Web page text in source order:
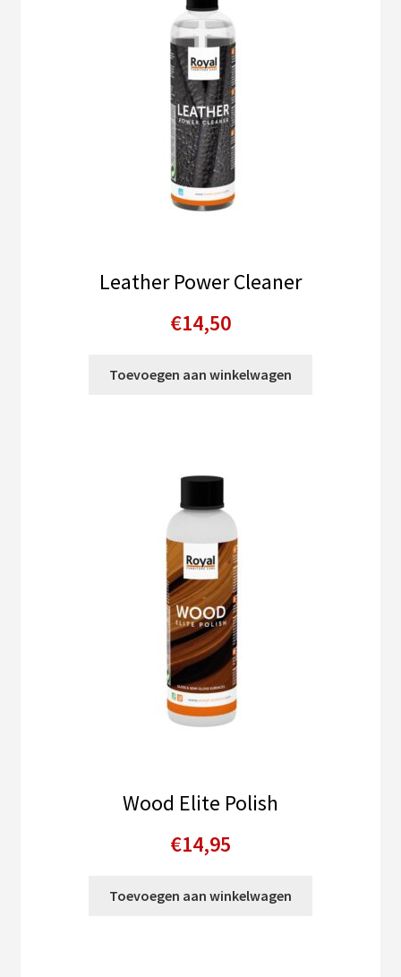
Leather Power Cleaner
€14,50
Toevoegen aan winkelwagen
Wood Elite Polish
€14,95
Toevoegen aan winkelwagen